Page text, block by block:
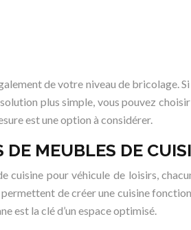
de votre niveau de
plus simple, vous pouvez
est une option à considérer.
DE MEUBLES DE
cuisine pour véhicule de loisirs,
de créer une cuisine
est la clé d’un espace optimisé.